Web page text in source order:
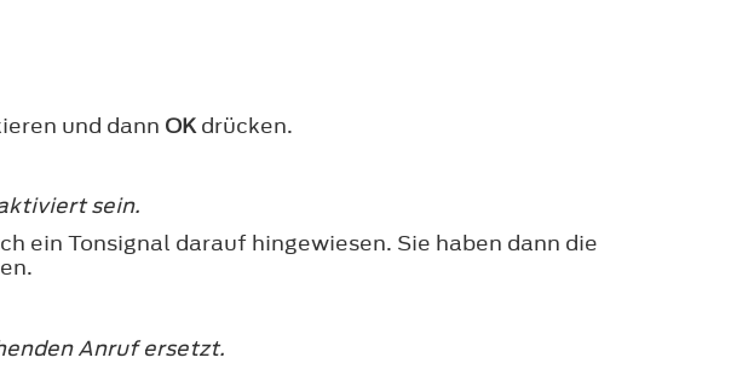
und dann OKdrücken.
sein.
ein Tonsignal darauf hingewiesen. Sie haben dann die
Anruf ersetzt.